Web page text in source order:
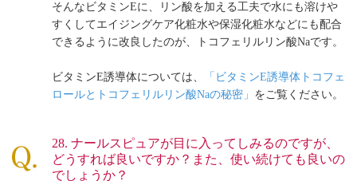
そんなビタミンEに、リン酸を加える工夫で水にも溶けや
すくしてエイジングケア化粧水や保湿化粧水などにも配合
できるように改良したのが、トコフェリルリン酸Naです。
ビタミンE誘導体については、
「ビタミンE誘導体トコフェ
ロールとトコフェリルリン酸Naの秘密」 をご覧ください。
28. ナールスピュアが目に入ってしみるのですが、
どうすれば良いですか？また、使い続けても良いの
でしょうか？